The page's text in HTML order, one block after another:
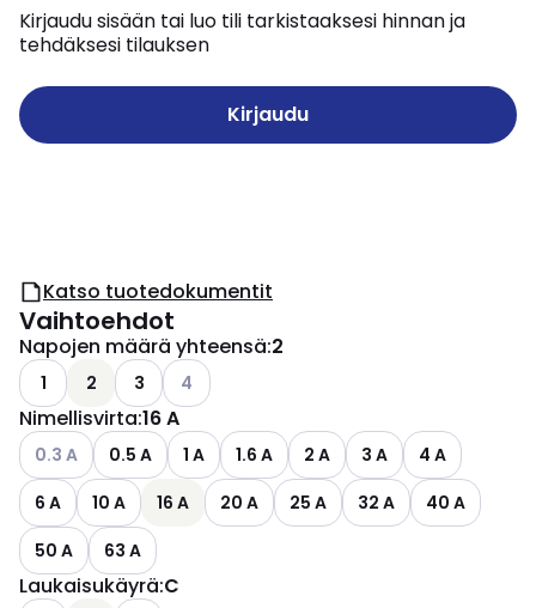
Kirjaudu sisään tai luo tili tarkistaaksesi hinnan ja
tehdäksesi tilauksen
Kirjaudu
Katso tuotedokumentit
Vaihtoehdot
Napojen määrä yhteensä:2
1 2 3 Katso käytettävissä olevat vaihtoehdot
4
Nimellisvirta:16 A
Katso käytettävissä olevat vaihtoehdot
0.3 A 0.5 A 1 A 1.6 A 2 A 3 A
4 A
6 A
10 A 16 A 20 A 25 A 32 A
40 A
50 A
63 A
Laukaisukäyrä:C